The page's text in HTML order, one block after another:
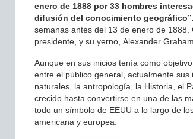
enero de 1888 por 33 hombres
difusión del conocimiento geográfico”.
semanas antes del 13 de enero de
presidente, y su yerno, Alexander
Aunque en sus inicios tenía como
entre el público general, actualmente
naturales, la antropología, la Historia, el
crecido hasta convertirse en una de las
todo un símbolo de EEUU a lo largo de
americana y europea.